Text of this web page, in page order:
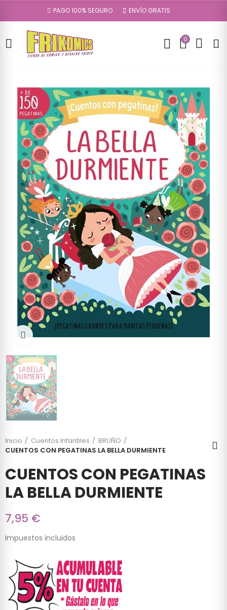
PAGO 100% SEGURO ENVÍO GRATIS
0
Click to enlarge
Inicio Cuentos Infantiles
BRUÑO
CUENTOS CON PEGATINAS LA BELLA DURMIENTE
CUENTOS CON PEGATINAS
LA BELLA DURMIENTE
7,95 €
Impuestos incluidos